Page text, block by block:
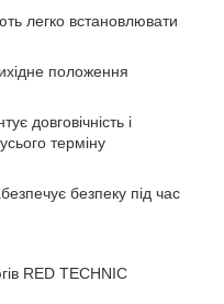
легко встановлювати
положення
довговічність і
терміну
безпеку під час
RED TECHNIC